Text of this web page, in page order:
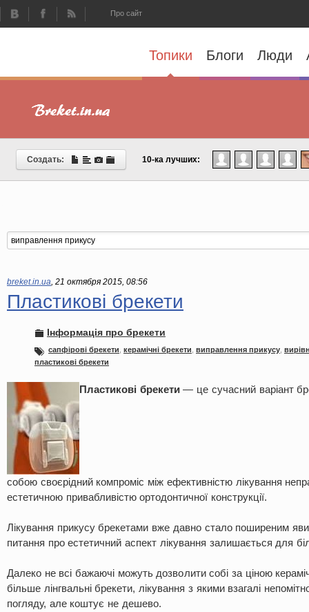
Про сайт
Топики Блоги Люди
Создать: 10-ка лучших:
breket.in.ua, 21 октября 2015, 08:56
Пластикові брекети
Інформація про брекети
сапфірові брекети керамічні брекети виправлення прикусу
пластикові брекети
Пластикові брекети— це сучасний варіант
собою своєрідний компроміс між ефективністю лікування
естетичною привабливістю ортодонтичної конструкції.
Лікування прикусу брекетами вже давно стало поширеним
питання про естетичний аспект лікування залишається для
Далеко не всі бажаючі можуть дозволити собі за ціною
більше лінгвальні брекети, лікування з якими взагалі
погляду, але коштує не дешево.